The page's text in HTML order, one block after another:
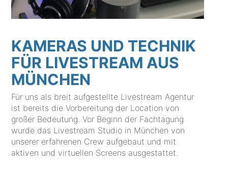
KAMERAS UND TECHNIK
FÜR LIVESTREAM AUS
MÜNCHEN
Für uns als breit aufgestellte Livestream Agentur
ist bereits die Vorbereitung der Location von
großer Bedeutung. Vor Beginn der Fachtagung
wurde das Livestream Studio in München von
unserer erfahrenen Crew aufgebaut und mit
aktiven und virtuellen Screens ausgestattet.